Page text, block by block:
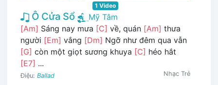
1 Video
Ô Cửa Sổ
Mỹ Tâm
[Am] Sáng nay mưa [C] về, quán [Am] thưa
người [Em] vắng [Dm] Ngỡ như đêm qua vẫn
[G] còn một giọt sương khuya [C] héo hắt
[E7] ...
Điệu: Ballad Nhạc Trẻ